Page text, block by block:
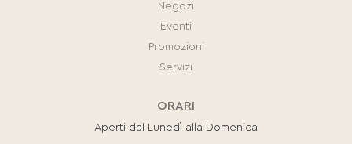
Negozi
Eventi
Promozioni
Servizi
ORARI
Aperti dal Lunedì alla Domenica